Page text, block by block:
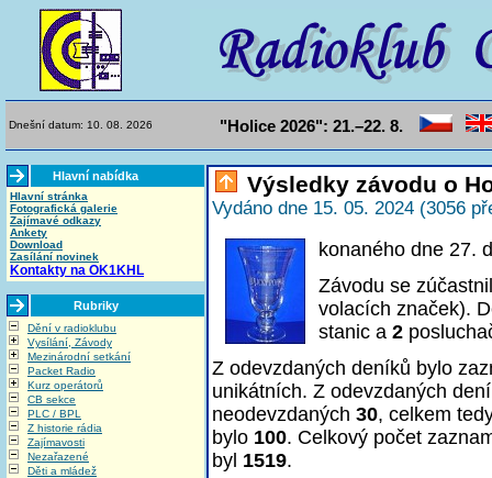
Dnešní datum: 10. 08. 2026 "Holice 2026": 21.–22. 8.
Hlavní nabídka
Hlavní stránka
Fotografická galerie
Zajímavé odkazy
Ankety
Download
Zasílání novinek
Kontakty na OK1KHL
Rubriky
Dění v radioklubu
Vysílání, Závody
Mezinárodní setkání
Packet Radio
Kurz operátorů
CB sekce
PLC / BPL
Z historie rádia
Zajímavosti
Nezařazené
Děti a mládež
Výsledky závodu o
Vydáno dne 15. 05. 2024 (3056
konaného dne 27.
Závodu se
volacích značek).
stanic a 2
Z odevzdaných deníků bylo
unikátních. Z odevzdaných
neodevzdaných 30, celkem
bylo 100. Celkový počet
byl 1519.